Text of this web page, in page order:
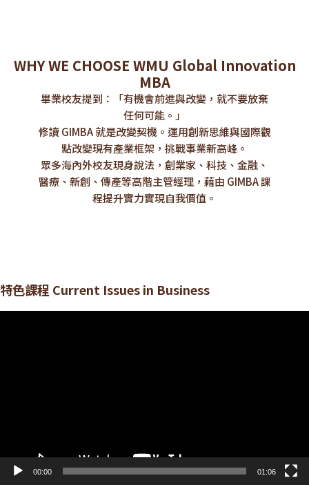
WHY WE CHOOSE WMU Global Innovation
MBA
畢業校友提到：「有機會前進與改變，就不要放棄
任何可能。」
修讀 GIMBA 就是改變契機。運用創新思維與國際觀
點改變現有產業框架，挑戰事業新高峰。
眾多海內外校友現身說法，創業家、科技、金融、
醫療、新創、傳產等高階主管經理，藉由 GIMBA 課
程提升實力實現自我價值。
特色課程 Current Issues in Business
00:00 01:06